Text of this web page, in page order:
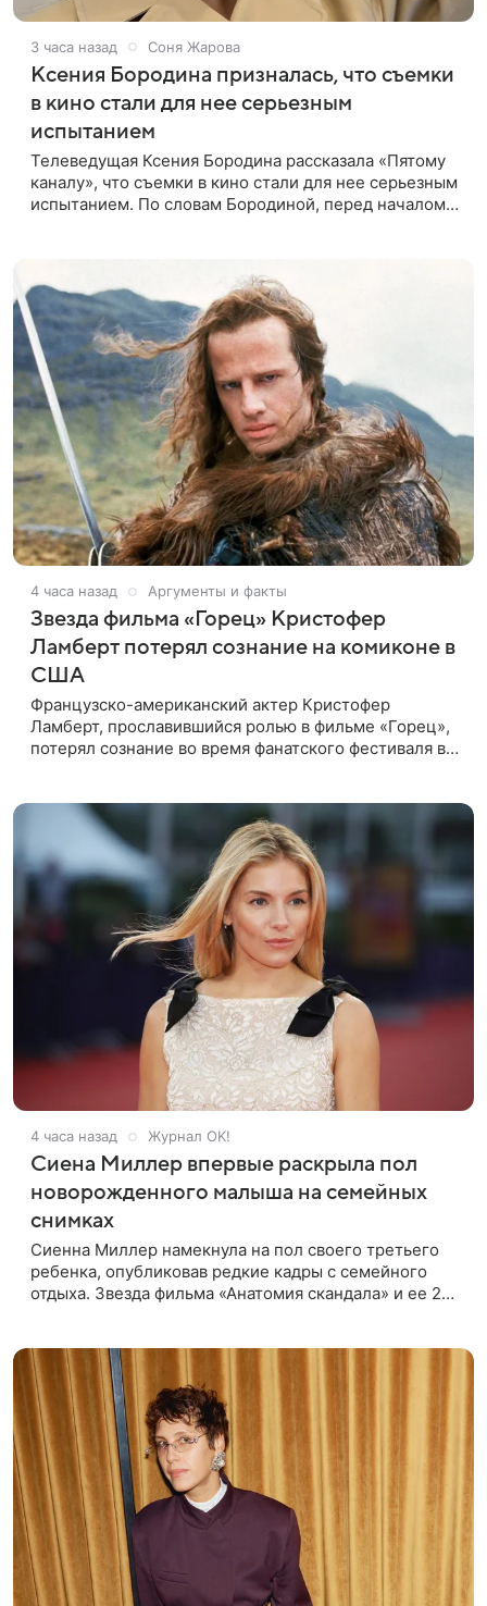
3 часа назад Соня Жарова
Ксения Бородина призналась, что съемки
в кино стали для нее серьезным
испытанием
Телеведущая Ксения Бородина рассказала «Пятому
каналу», что съемки в кино стали для нее серьезным
испытанием. По словам Бородиной, перед началом
4 часа назад Аргументы и факты
Звезда фильма «Горец» Кристофер
Ламберт потерял сознание на комиконе в
США
Французско-американский актер Кристофер
Ламберт, прославившийся ролью в фильме «Горец»,
потерял сознание во время фанатского фестиваля в
4 часа назад Журнал OK!
Сиена Миллер впервые раскрыла пол
новорожденного малыша на семейных
снимках
Сиенна Миллер намекнула на пол своего третьего
ребенка, опубликовав редкие кадры с семейного
отдыха. Звезда фильма «Анатомия скандала» и ее 29-